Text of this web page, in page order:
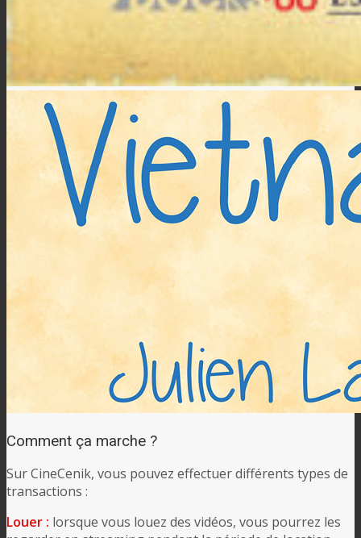
Comment ça marche ?
Sur CineCenik, vous pouvez effectuer différents types de
transactions :
Louer : lorsque vous louez des vidéos, vous pourrez les